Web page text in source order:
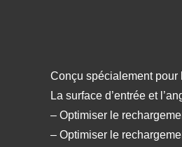
Conçu spécialement pour
La surface d’entrée et
– Optimiser le
– Optimiser le